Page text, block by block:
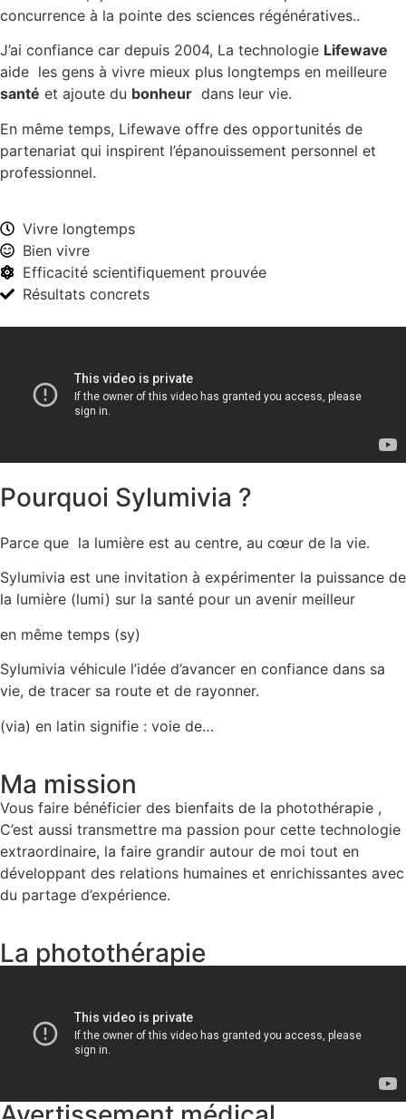
concurrence à la pointe des sciences régénératives..
J’ai confiance car depuis 2004, La technologie Lifewave
aide les gens à vivre mieux plus longtemps en meilleure
santé et ajoute du bonheur dans leur vie.
En même temps, Lifewave offre des opportunités de
partenariat qui inspirent l’épanouissement personnel et
professionnel.
Vivre longtemps
Bien vivre
Efficacité scientifiquement prouvée
Résultats concrets
Pourquoi Sylumivia ?
Parce que la lumière est au centre, au cœur de la vie.
Sylumivia est une invitation à expérimenter la puissance de
la lumière (lumi) sur la santé pour un avenir meilleur
en même temps (sy)
Sylumivia véhicule l’idée d’avancer en confiance dans sa
vie, de tracer sa route et de rayonner.
(via) en latin signifie : voie de…
Ma mission
Vous faire bénéficier des bienfaits de la photothérapie ,
C’est aussi transmettre ma passion pour cette technologie
extraordinaire, la faire grandir autour de moi tout en
développant des relations humaines et enrichissantes avec
du partage d’expérience.
La photothérapie